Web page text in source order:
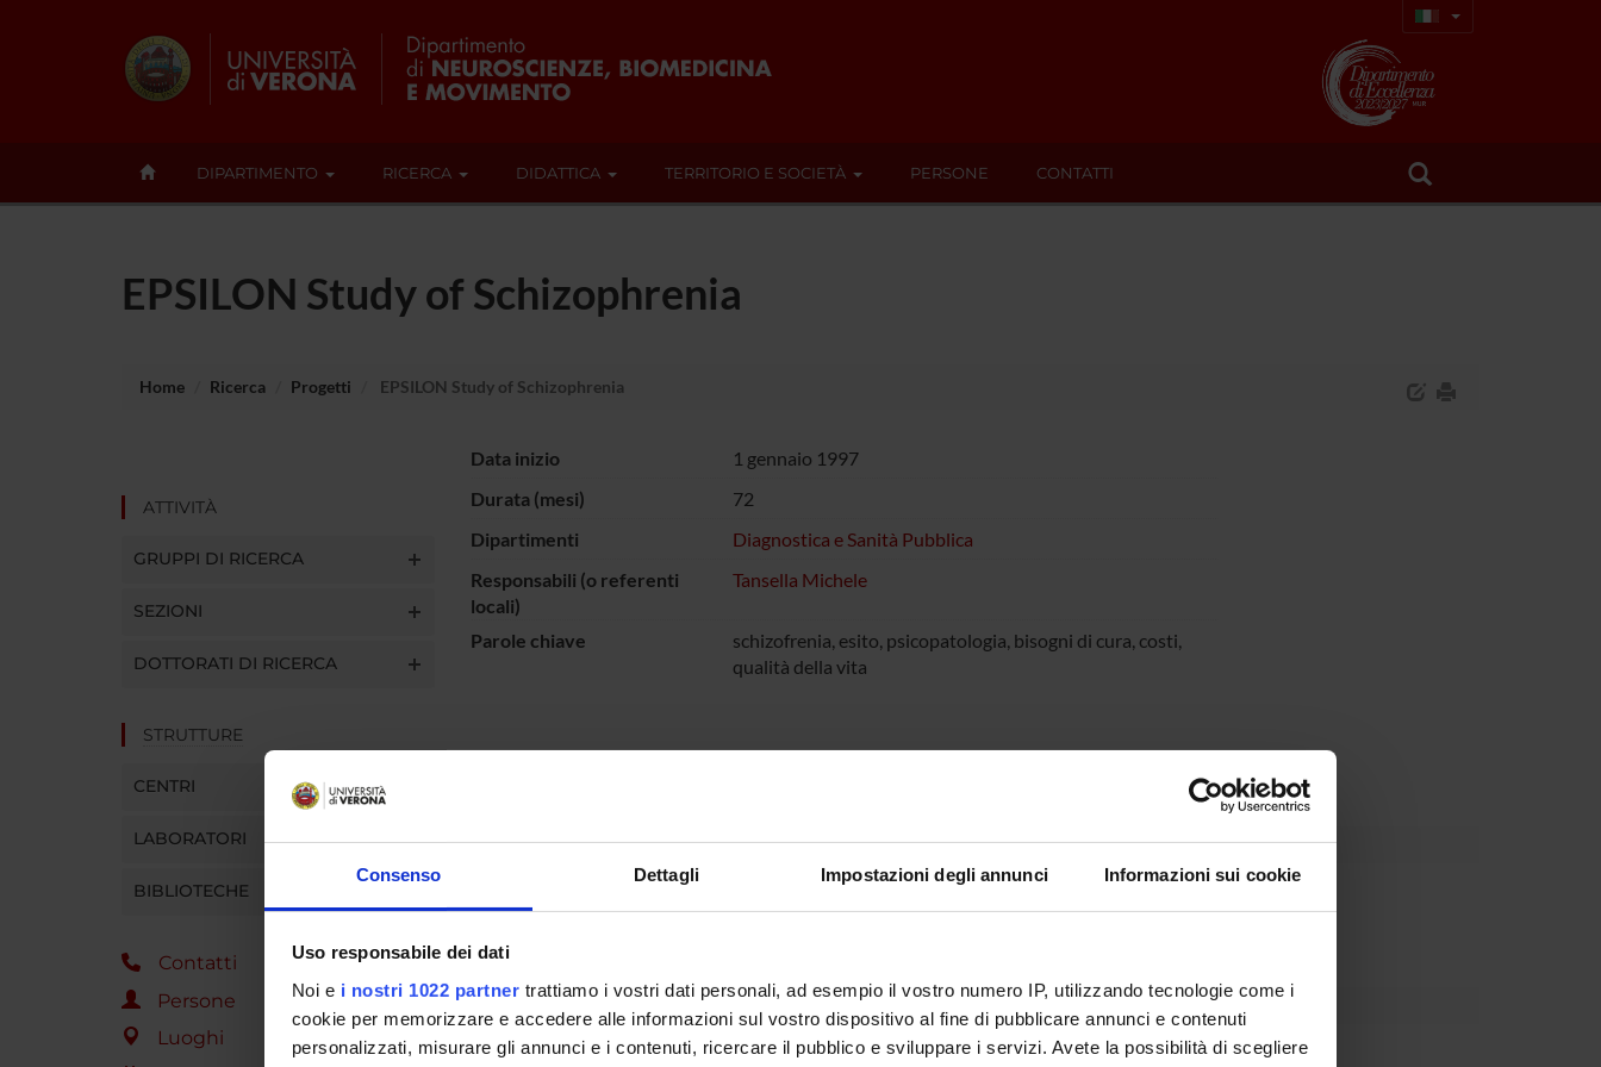
Consenso Dettagli Impostazioni degli annunci Informazioni sui cookie
Uso responsabile dei dati
Noi e i nostri 1022 partner trattiamo i vostri dati personali, ad esempio il vostro numero IP, utilizzando tecnologie come i
cookie per memorizzare e accedere alle informazioni sul vostro dispositivo al fine di pubblicare annunci e contenuti
personalizzati, misurare gli annunci e i contenuti, ricercare il pubblico e sviluppare i servizi. Avete la possibilità di scegliere
DIPARTIMENTO RICERCA DIDATTICA TERRITORIO E SOCIETÀ PERSONE CONTATTI
EPSILON Study of Schizophrenia
Home Ricerca Progetti EPSILON Study of Schizophrenia
ATTIVITÀ
GRUPPI DI RICERCA
SEZIONI
DOTTORATI DI RICERCA
STRUTTURE
CENTRI
LABORATORI
BIBLIOTECHE
Contatti
Persone
Luoghi
Data inizio
1 gennaio 1997
Durata (mesi)
72
Dipartimenti
Diagnostica e Sanità Pubblica
Responsabili (o referenti
locali)
Tansella Michele
Parole chiave
schizofrenia, esito, psicopatologia, bisogni di cura, costi,
qualità della vita
ENTI FINANZIATORI:
PARTECIPANTI AL PROGETTO
Francesco Amaddeo Professore ordinario Antonio Lasalvia